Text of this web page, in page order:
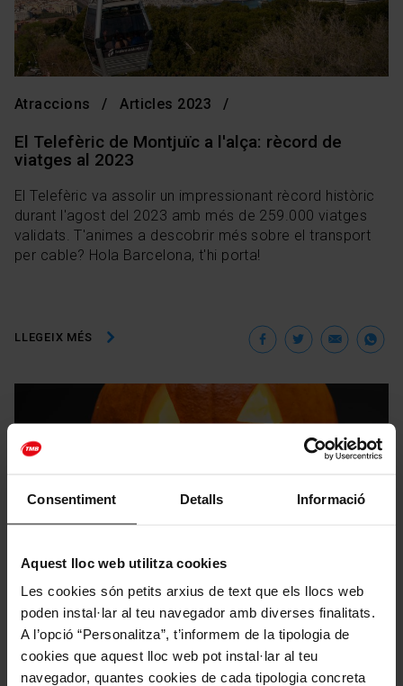
Consentiment Detalls Informació
Aquest lloc web utilitza cookies
Les cookies són petits arxius de text que els llocs web
poden instal·lar al teu navegador amb diverses finalitats.
A l’opció “Personalitza”, t’informem de la tipologia de
cookies que aquest lloc web pot instal·lar al teu
navegador, quantes cookies de cada tipologia concreta
Atraccions Articles 2023
El Telefèric de Montjuïc a l'alça: rècord de
viatges al 2023
El Telefèric va assolir un impressionant rècord històric
durant l'agost del 2023 amb més de 259.000 viatges
validats. T'animes a descobrir més sobre el transport
per cable? Hola Barcelona, t'hi porta!
LLEGEIX MÉS Facebook
Twitter
Festivitats Articles 2023
Edificis terrorífics de Barcelona per passar un